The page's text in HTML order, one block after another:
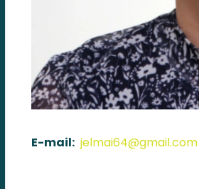
E-mail: jelmai64@gmail.com